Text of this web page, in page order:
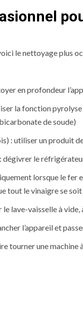
le nettoyage plus
en profondeur
la fonction
de soude)
: utiliser un produit
dégivrer le
lorsque le
tout le vinaigre se
le lave-vaisselle à
l’appareil et
tourner une